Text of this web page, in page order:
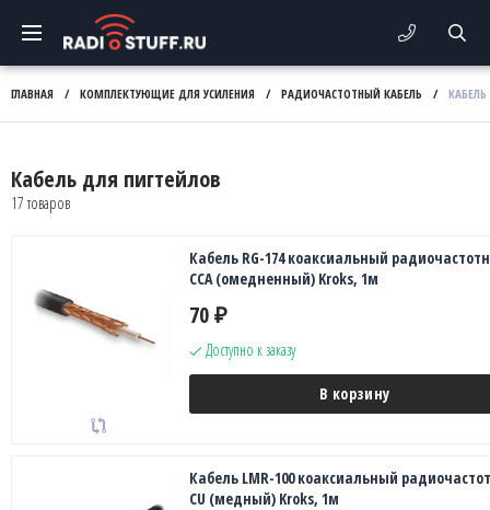
ГЛАВНАЯ / КОМПЛЕКТУЮЩИЕ ДЛЯ УСИЛЕНИЯ / РАДИОЧАСТОТНЫЙ КАБЕЛЬ /
Кабель для пигтейлов
17 товаров
Кабель RG-174 коаксиальный
CCA (омедненный) Kroks, 1м
70 ₽
Доступно к заказу
В корзину
Кабель LMR-100 коаксиальный
CU (медный) Kroks, 1м